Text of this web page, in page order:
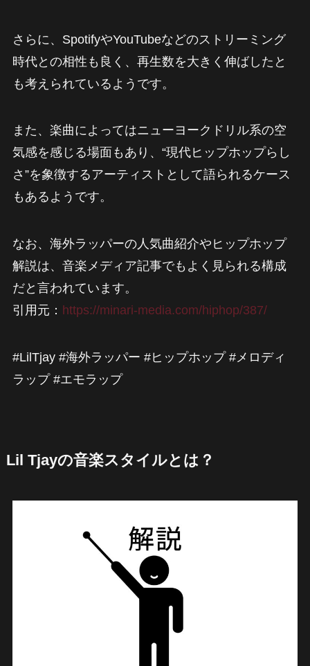
さらに、SpotifyやYouTubeなどのストリーミング
時代との相性も良く、再生数を大きく伸ばしたと
も考えられているようです。
また、楽曲によってはニューヨークドリル系の空
気感を感じる場面もあり、“現代ヒップホップらし
さ”を象徴するアーティストとして語られるケース
もあるようです。
なお、海外ラッパーの人気曲紹介やヒップホップ
解説は、音楽メディア記事でもよく見られる構成
だと言われています。
引用元： https://minari-media.com/hiphop/387/
#LilTjay #海外ラッパー #ヒップホップ #メロディ
ラップ #エモラップ
Lil Tjayの音楽スタイルとは？